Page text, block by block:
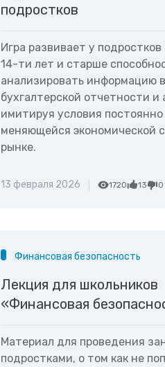
подростков
Игра развивает у
14-ти лет и старше
анализировать информацию
бухгалтерской отчетности и
имитируя условия постоянно
меняющейся экономической
рынке.
13 февраля 2026 1720 13 0
Финансовая безопасность
Лекция для школьников
«Финансовая
Материал для проведения
подростками, о том как не